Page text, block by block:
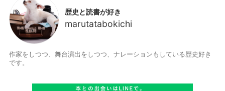
歴史と読書が好き
marutatabokichi
作家をしつつ、舞台演出をしつつ、ナレーションもしている歴史好き
です。